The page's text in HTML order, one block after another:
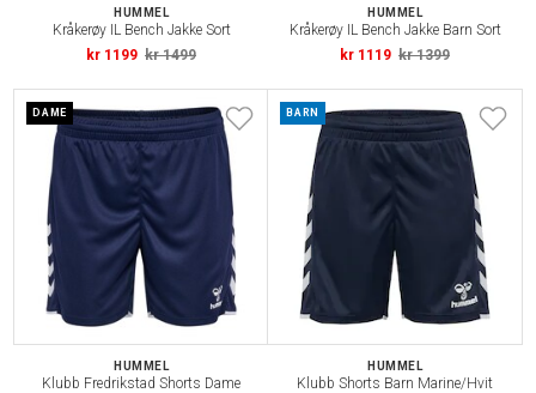
HUMMEL
Kråkerøy IL Bench Jakke Sort
kr 1199 kr 1499
HUMMEL
Kråkerøy IL Bench Jakke Barn Sort
kr 1119 kr 1399
DAME
HUMMEL
Klubb Fredrikstad Shorts Dame
BARN
HUMMEL
Klubb Shorts Barn Marine/Hvit